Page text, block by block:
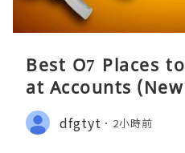
Best O7 Places
at Accounts
dfgtyt 2小時前